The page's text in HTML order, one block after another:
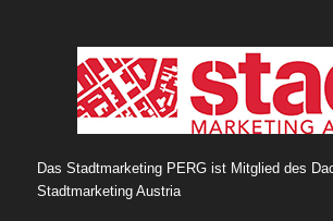
Das Stadtmarketing PERG ist Mitglied des
Stadtmarketing Austria